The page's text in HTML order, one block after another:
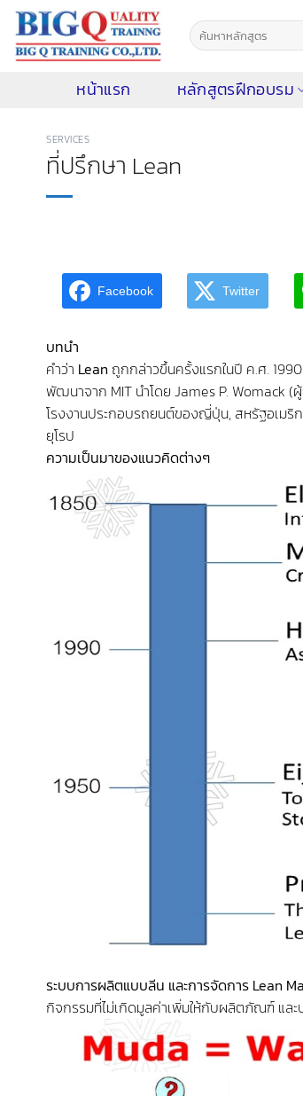
ข้าม
หน้าแรก หลักสูตรฝึกอบรม
SERVICES
ที่ปรึกษา Lean
Facebook Twitter
บทนำ
คำว่า Lean ถูกกล่าวขึ้นครั้งแรกในปี ค.ศ.
พัฒนาจาก MIT นำโดย James P. Womack (
โรงงานประกอบรถยนต์ของญี่ปุ่น, สหรัฐอเมริ
ยุโรป
ความเป็นมาของแนวคิดต่างๆ
ระบบการผลิตแบบลีน และการจัดการ Lean
กิจกรรมที่ไม่เกิดมูลค่าเพิ่มให้กับผลิตภัณฑ์ และ